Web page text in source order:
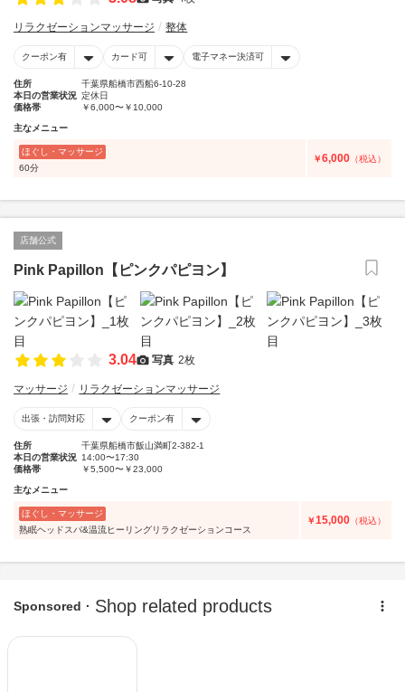
リラクゼーションマッサージ 整体
クーポン有 カード可 電子マネー決済可
住所
千葉県船橋市西船6-10-28
本日の営業状況 定休日
価格帯
￥6,000〜￥10,000
主なメニュー
ほぐし・マッサージ
60分
￥6,000 （税込）
店舗公式
Pink Papillon【ピンクパピヨン】
3.04 写真 2枚
マッサージ リラクゼーションマッサージ
出張・訪問対応 クーポン有
住所
千葉県船橋市飯山満町2-382-1
本日の営業状況 14:00〜17:30
価格帯
￥5,500〜￥23,000
主なメニュー
ほぐし・マッサージ
熟眠ヘッドスパ&温流ヒーリングリラクゼーションコース
￥15,000 （税込）